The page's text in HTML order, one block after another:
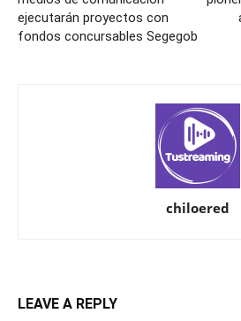
ejecutarán proyectos con
fondos concursables Segegob
chiloered
LEAVE A REPLY